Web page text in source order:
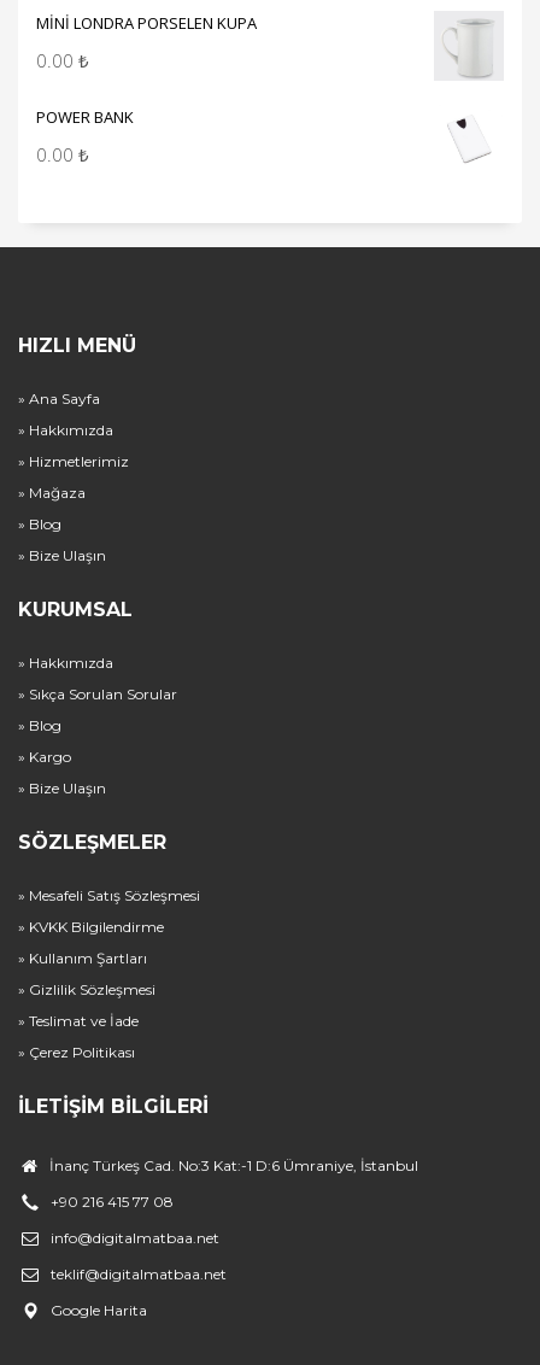
MİNİ LONDRA PORSELEN KUPA
0.00 ₺
POWER BANK
0.00 ₺
HIZLI MENÜ
» Ana Sayfa
» Hakkımızda
» Hizmetlerimiz
» Mağaza
» Blog
» Bize Ulaşın
KURUMSAL
» Hakkımızda
» Sıkça Sorulan Sorular
» Blog
» Kargo
» Bize Ulaşın
SÖZLEŞMELER
» Mesafeli Satış Sözleşmesi
» KVKK Bilgilendirme
» Kullanım Şartları
» Gizlilik Sözleşmesi
» Teslimat ve İade
» Çerez Politikası
İLETIŞIM BILGILERI
İnanç Türkeş Cad. No:3 Kat:-1 D:6 Ümraniye, İstanbul
+90 216 415 77 08
info@digitalmatbaa.net
teklif@digitalmatbaa.net
Google Harita